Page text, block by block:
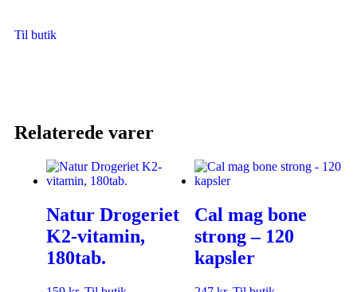
Til butik
Relaterede varer
Natur Drogeriet
K2-vitamin,
180tab.
Cal mag bone
strong – 120
kapsler